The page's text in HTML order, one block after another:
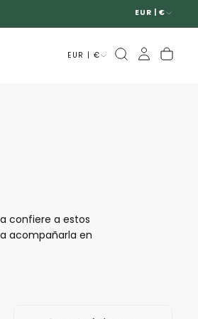
EUR | €
EUR | €
confiere a estos
acompañarla en
perfectos para